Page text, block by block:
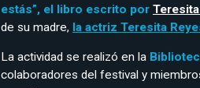
estás”, el libro escrito por
de su madre, la actriz Teresita
La actividad se realizó en la
colaboradores del festival y